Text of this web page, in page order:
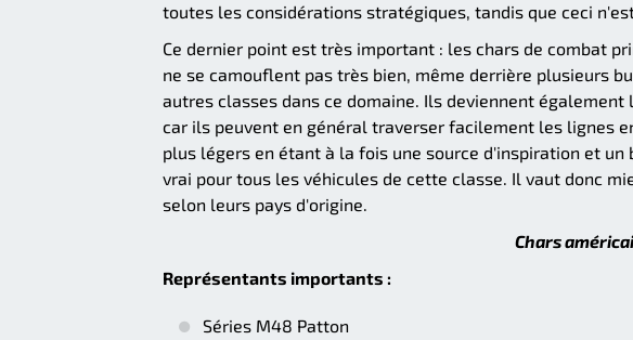
toutes les considérations stratégiques, tandis que ceci
Ce dernier point est très important : les chars de combat
ne se camouflent pas très bien, même derrière plusieurs
autres classes dans ce domaine. Ils deviennent
car ils peuvent en général traverser facilement les lignes
plus légers en étant à la fois une source d'inspiration et
vrai pour tous les véhicules de cette classe. Il vaut donc
selon leurs pays d'origine.
Chars
Représentants importants :
Séries M48 Patton